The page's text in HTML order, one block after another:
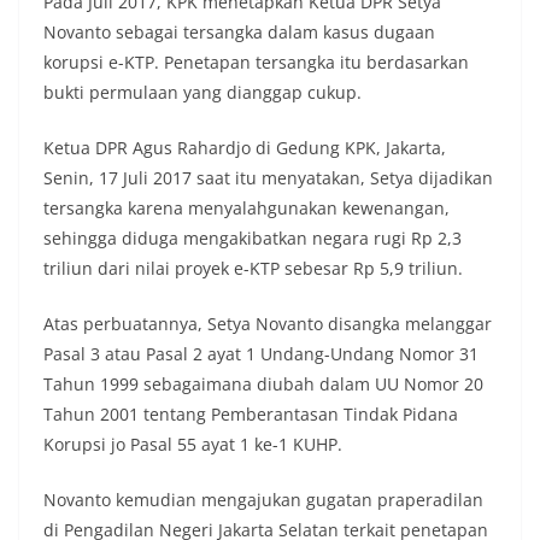
Novanto sebagai tersangka dalam kasus dugaan
korupsi e-KTP. Penetapan tersangka itu berdasarkan
bukti permulaan yang dianggap cukup.
Ketua DPR Agus Rahardjo di Gedung KPK, Jakarta,
Senin, 17 Juli 2017 saat itu menyatakan, Setya dijadikan
tersangka karena menyalahgunakan kewenangan,
sehingga diduga mengakibatkan negara rugi Rp 2,3
triliun dari nilai proyek e-KTP sebesar Rp 5,9 triliun.
Atas perbuatannya, Setya Novanto disangka melanggar
Pasal 3 atau Pasal 2 ayat 1 Undang-Undang Nomor 31
Tahun 1999 sebagaimana diubah dalam UU Nomor 20
Tahun 2001 tentang Pemberantasan Tindak Pidana
Korupsi jo Pasal 55 ayat 1 ke-1 KUHP.
Novanto kemudian mengajukan gugatan praperadilan
di Pengadilan Negeri Jakarta Selatan terkait penetapan